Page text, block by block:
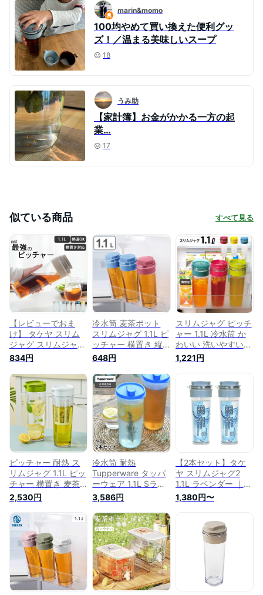
marin&momo
100均やめて買い換えた便利グッ
ズ！／温まる美味しいスープ
18
うみ助
【家計簿】お金がかかる一方の起
業…
17
似ている商品 すべて見る
【レビューでおま
け】 タケヤ スリム
ジャグ スリムジャグ
1.1L 【 クッチーナホ
ーム 】 冷水筒 横置
き ピッチャー 耐熱
冷水ポット ピッチャ
ー 耐熱 ピッチャー
プラスチック ピッチ
ャー 横置き 冷水筒
ピッチャー 冷水筒
ピッチャー 冷水筒
耐熱 広口 冷水筒 1.1
タケヤ
834円
冷水筒 麦茶ポット
スリムジャグ 1.1L ピ
ッチャー 横置き 縦
置き 耐熱 日本製 （
麦茶 冷水 ポット ジ
ャグ 水差し 熱湯 ド
アポケット 冷蔵庫
ドア 冷水ポット ド
リンクピッチャー お
しゃれ プラスチック
）
648円
スリムジャグ ピッチ
ャー 1.1L 冷水筒 か
わいい 洗いやすい
ドアポケット 定番
冷蔵庫ポケット スリ
麦茶ポット 冷水ポッ
ト プラスチック 横
置き タテヨコ 耐熱
おしゃれ 水差し
1,221円
ピッチャー 耐熱 ス
リムジャグ 1.1L ピッ
チャー 横置き 麦茶
ポット 洗いやすい
プラスチック 冷水筒
熱湯 冷水ポット 麦
茶 ポット スリム ジ
ャグ 冷水 水差し ド
アポケット サイドポ
ケット おしゃれ か
わいい キッチン 雑
貨
2,530円
冷水筒 耐熱
Tupperware タッパ
ーウェア 1.1L Sライ
ン 2本セット 麦茶 ボ
トル 冷水筒 横置き
麦茶ポット シンプル
食洗機対応 パッキン
なし スリムジャグ
おしゃれ 1リットル
1000ml 1100ml ピッ
チャー カラフェ 冷
蔵庫 冷水ポット
3,586円
【2本セット】タケ
ヤ スリムジャグ2
1.1L ラベンダー ｜
麦茶ポット 耐熱 横
置き 洗いやすい 冷
製 広口 ピッチャー
冷水筒 冷茶ポット
1,380円〜